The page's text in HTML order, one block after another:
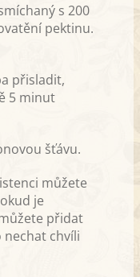
s 200
pektinu.
přisladit,
5 minut
šťávu.
můžete
je
přidat
chvíli